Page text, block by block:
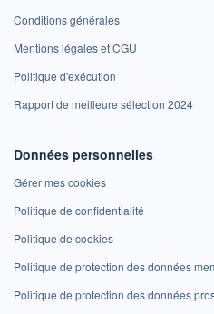
Conditions générales
Mentions légales et CGU
Politique d'exécution
Rapport de meilleure sélection 2024
Données personnelles
Gérer mes cookies
Politique de confidentialité
Politique de cookies
Politique de protection des données
Politique de protection des données